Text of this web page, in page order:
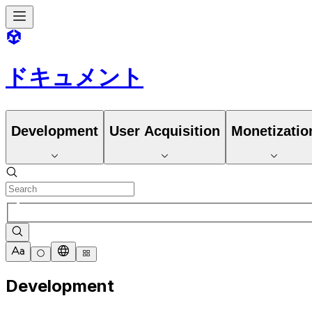
ドキュメント
Development User Acquisition
Development